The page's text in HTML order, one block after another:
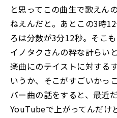
と思ってこの曲生で歌えん
ねえんだと。あとこの3時
ろは分数が3分12秒。そこ
イノタクさんの粋な計らい
楽曲にのテイストに対する
いうか、そこがすごいかっ
バー曲の話をすると、最近
YouTubeで上がってんだけ